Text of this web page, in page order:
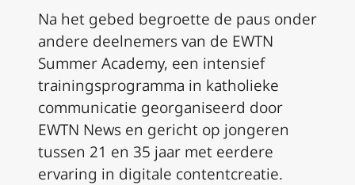
Na het gebed begroette de paus onder
andere deelnemers van de EWTN
Summer Academy, een intensief
trainingsprogramma in katholieke
communicatie georganiseerd door
EWTN News en gericht op jongeren
tussen 21 en 35 jaar met eerdere
ervaring in digitale contentcreatie.